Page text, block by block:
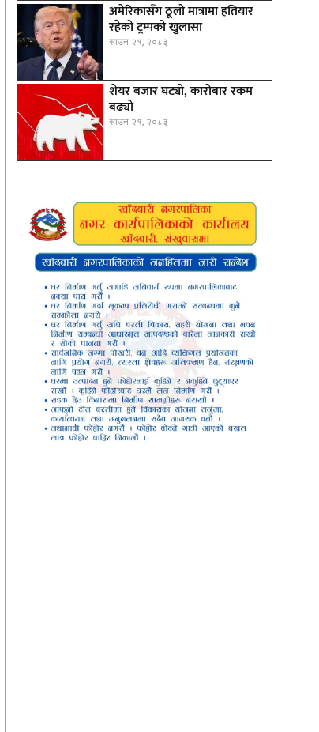
अमेरिकासँग ठूलो मात्रामा हतियार
रहेको ट्रम्पको खुलासा
साउन २१, २०८३
शेयर बजार घट्याे, काराेबार रकम
बढ्याे
साउन २१, २०८३